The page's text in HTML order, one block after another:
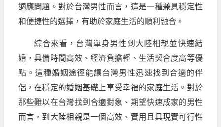
適應問題。對於台灣男性而言，這是一種兼具穩定性
和便捷性的選擇，有助於家庭生活的順利融合。
綜合來看，台灣單身男性到大陸相親並快速結
婚，具備時間高效、經濟負擔輕、生活契合度高等優
點。這種婚姻途徑能讓台灣男性迅速找到合適的伴
侶，在穩定的婚姻基礎上享受幸福的家庭生活。對於
那些難以在台灣找到合適對象、期望快速成家的男性
而言，到大陸相親是一個高效、實用且具現實可行性